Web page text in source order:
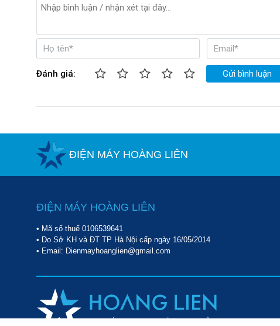
Đánh giá: Gửi bình luận
ĐIỆN MÁY HOÀNG LIÊN
ĐIỆN MÁY HOÀNG LIÊN
• Mã số thuế 0106539641
• Do Sở KH và ĐT TP Hà Nội cấp ngày 16/05/2014
• Email: Dienmayhoanglien@gmail.com